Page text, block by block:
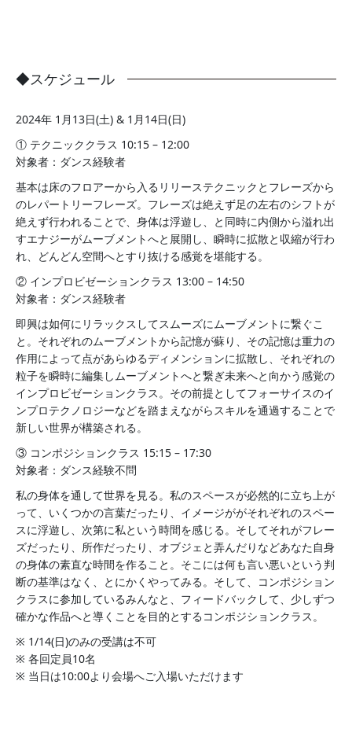
◆スケジュール
2024年 1月13日(土) & 1月14日(日)
① テクニッククラス 10:15 – 12:00
対象者：ダンス経験者
基本は床のフロアーから入るリリーステクニックとフレーズから
のレパートリーフレーズ。フレーズは絶えず足の左右のシフトが
絶えず行われることで、身体は浮遊し、と同時に内側から溢れ出
すエナジーがムーブメントへと展開し、瞬時に拡散と収縮が行わ
れ、どんどん空間へとすり抜ける感覚を堪能する。
② インプロビゼーションクラス 13:00 – 14:50
対象者：ダンス経験者
即興は如何にリラックスしてスムーズにムーブメントに繋ぐこ
と。それぞれのムーブメントから記憶が蘇り、その記憶は重力の
作用によって点があらゆるディメンションに拡散し、それぞれの
粒子を瞬時に編集しムーブメントへと繋ぎ未来へと向かう感覚の
インプロビゼーションクラス。その前提としてフォーサイスのイ
ンプロテクノロジーなどを踏まえながらスキルを通過することで
新しい世界が構築される。
③ コンポジションクラス 15:15 – 17:30
対象者：ダンス経験不問
私の身体を通して世界を見る。私のスペースが必然的に立ち上が
って、いくつかの言葉だったり、イメージががそれぞれのスペー
スに浮遊し、次第に私という時間を感じる。そしてそれがフレー
ズだったり、所作だったり、オブジェと弄んだりなどあなた自身
の身体の素直な時間を作ること。そこには何も言い悪いという判
断の基準はなく、とにかくやってみる。そして、コンポジション
クラスに参加しているみんなと、フィードバックして、少しずつ
確かな作品へと導くことを目的とするコンポジションクラス。
※ 1/14(日)のみの受講は不可
※ 各回定員10名
※ 当日は10:00より会場へご入場いただけます